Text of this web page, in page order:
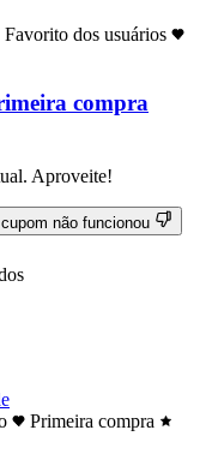
Favorito dos usuários
compra
Aproveite!
não funcionou
Primeira compra